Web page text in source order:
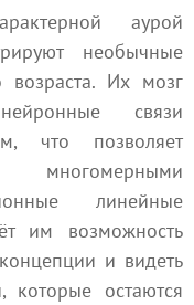
аурой
необычные
возраста. Их мозг
связи
что позволяет
многомерными
линейные
им возможность
и видеть
которые остаются